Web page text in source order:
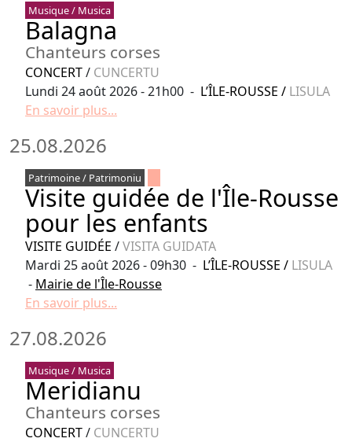
Musique / Musica
Balagna
Chanteurs corses
CONCERT/ CUNCERTU
Lundi 24 août 2026 - 21h00 - L’ÎLE-ROUSSE / LISULA
En savoir plus...
25.08.2026
Patrimoine / Patrimoniu
Visite guidée de l'Île-Rousse
pour les enfants
VISITE GUIDÉE /VISITA GUIDATA
Mardi 25 août 2026 - 09h30 - L’ÎLE-ROUSSE / LISULA
- Mairie de l'Île-Rousse
En savoir plus...
27.08.2026
Musique / Musica
Meridianu
Chanteurs corses
CONCERT/ CUNCERTU